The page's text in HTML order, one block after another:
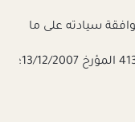
سيادته على ما